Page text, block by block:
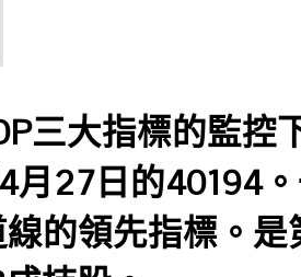
三大指標的監控
月27日的40194
的領先指標。